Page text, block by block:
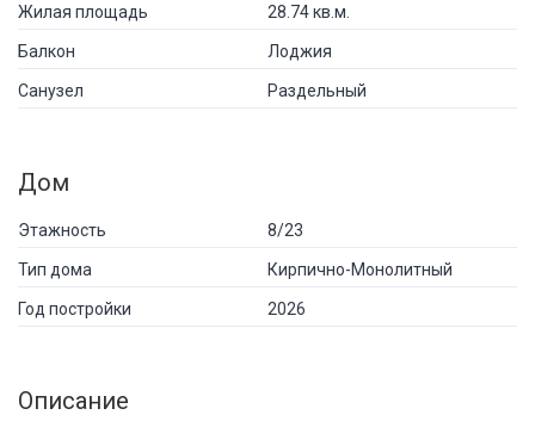
Жилая площадь 28.74 кв.м.
Балкон Лоджия
Санузел Раздельный
Дом
Этажность 8/23
Тип дома Кирпично-Монолитный
Год постройки 2026
Описание